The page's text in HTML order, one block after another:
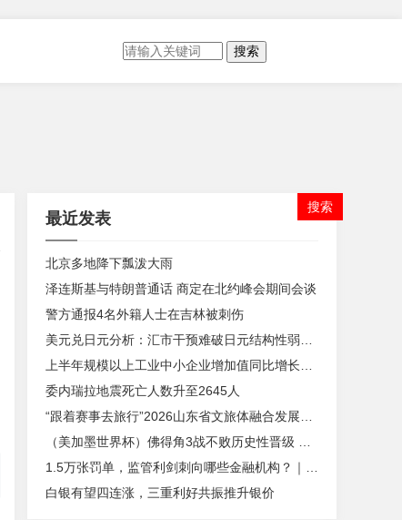
搜索
最近发表
北京多地降下瓢泼大雨
泽连斯基与特朗普通话 商定在北约峰会期间会谈
警方通报4名外籍人士在吉林被刺伤
美元兑日元分析：汇市干预难破日元结构性弱势格局
委内瑞拉地震死亡人数升至2645人
白银有望四连涨，三重利好共振推升银价